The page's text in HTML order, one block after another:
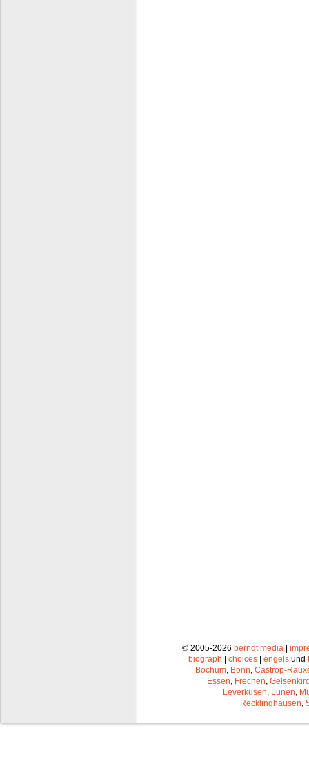
© 2005-2026 berndt media|
biograph
choices engels und
Bochum, Bonn, Castrop-
Essen, Frechen,
Leverkusen, Lünen,
Recklinghausen,